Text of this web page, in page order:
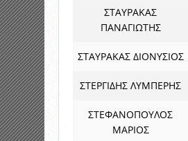
ΣΤΑΥΡΑΚΑΣ
ΠΑΝΑΓΙΩΤΗΣ
ΣΤΑΥΡΑΚΑΣ ΔΙΟΝΥΣΙΟΣ
ΣΤΕΡΓΙΔΗΣ ΛΥΜΠΕΡΗΣ
ΣΤΕΦΑΝΟΠΟΥΛΟΣ
ΜΑΡΙΟΣ